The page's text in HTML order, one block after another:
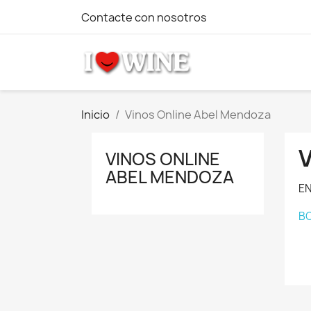
Contacte con nosotros
Inicio Vinos Online Abel Mendoza
VINOS ONLINE
ABEL MENDOZA